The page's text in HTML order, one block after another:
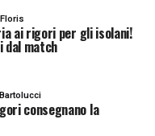
ai rigori per gli isolani!
dal match
consegnano la